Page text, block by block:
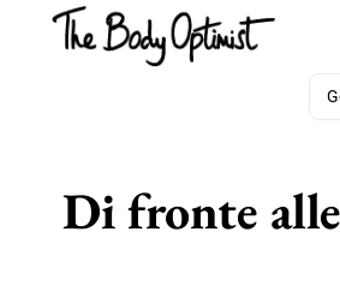
Di fronte